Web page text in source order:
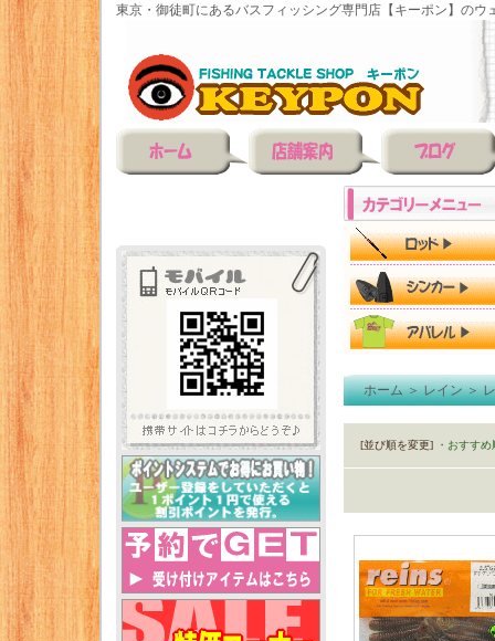
東京・御徒町にあるバスフィッシング専門店【キーポン】のウ
ホーム＞レイン＞
[並び順を変更] ・おすすめ